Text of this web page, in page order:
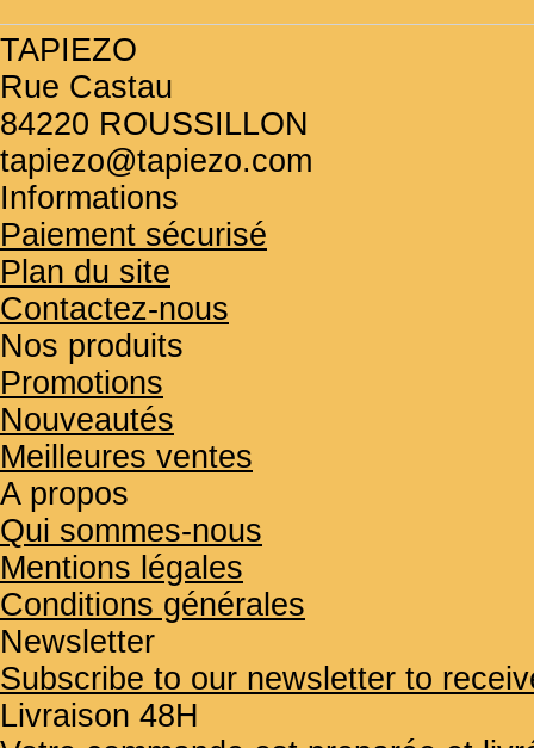
TAPIEZO
Rue Castau
84220 ROUSSILLON
tapiezo@tapiezo.com
Informations
Paiement sécurisé
Plan du site
Contactez-nous
Nos produits
Promotions
Nouveautés
Meilleures ventes
A propos
Qui sommes-nous
Mentions légales
Conditions générales
Newsletter
Subscribe to our newsletter to
Livraison 48H